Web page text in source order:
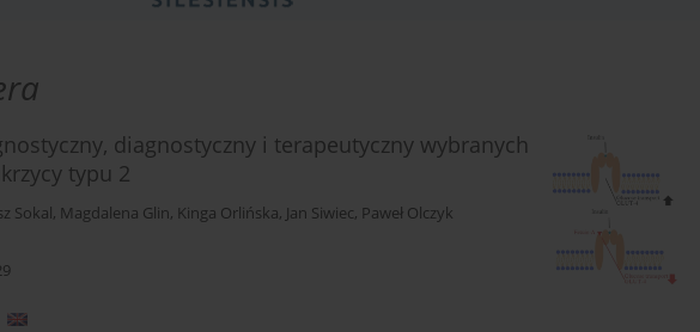
diagnostyczny i terapeutyczny wybranych
typu 2
Sokal, Magdalena Glin, Kinga Orlińska, Jan Siwiec, Paweł Olczyk